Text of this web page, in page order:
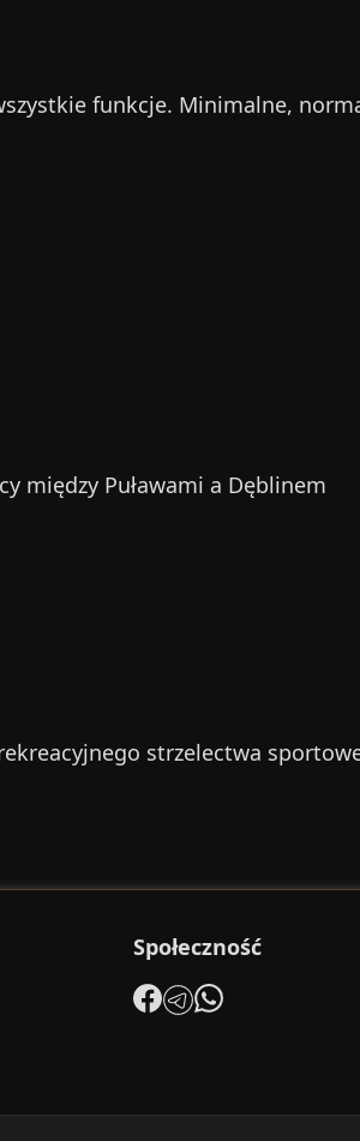
funkcje. Minimalne,
między Puławami a Dęblinem
strzelectwa
Społeczność